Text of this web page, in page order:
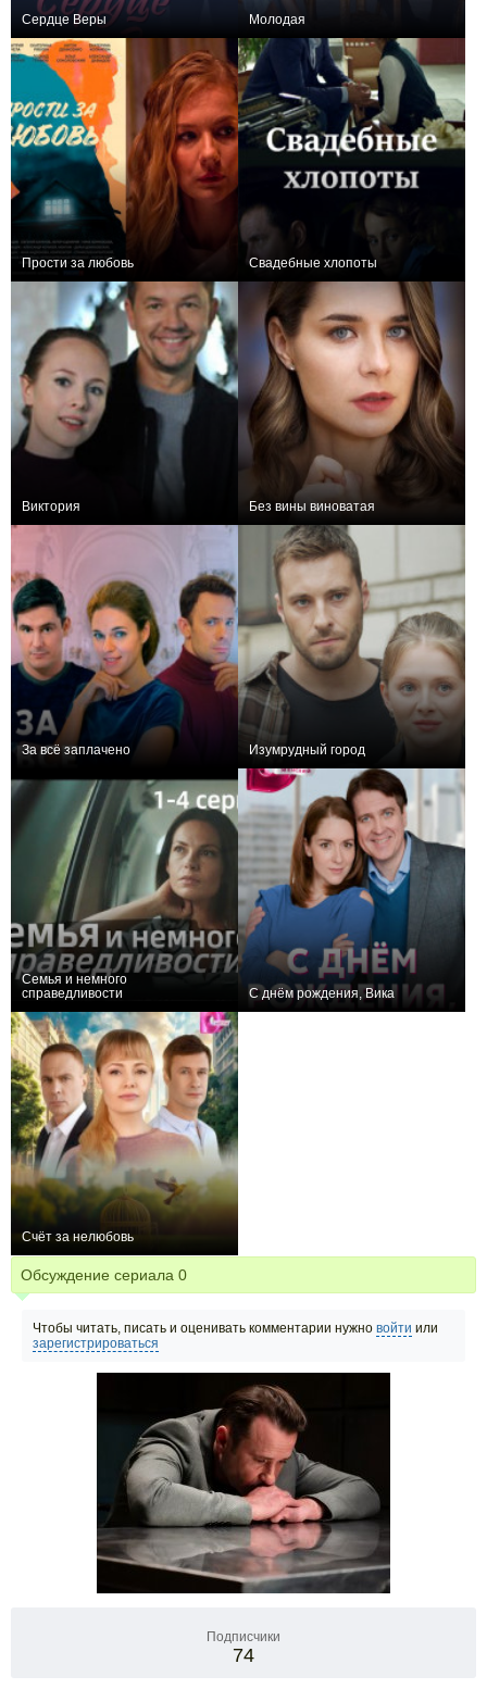
Сердце Веры Молодая
Прости за любовь Свадебные хлопоты
Виктория Без вины виноватая
За всё заплачено Изумрудный город
Семья и немного
справедливости
С днём рождения, Вика
Счёт за нелюбовь
Обсуждение сериала 0
Чтобы читать, писать и оценивать комментарии нужно войти или
зарегистрироваться
Подписчики
74